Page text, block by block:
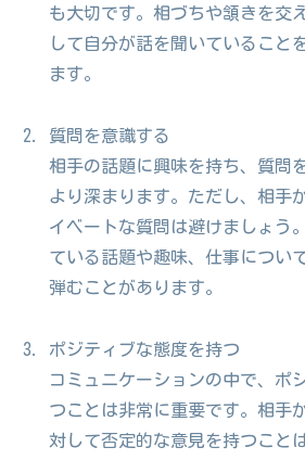
も大切です。相づちや頷きを交
して自分が話を聞いていること
ます。
質問を意識する
相手の話題に興味を持ち、質問
より深まります。ただし、相手
イベートな質問は避けましょう
ている話題や趣味、仕事につい
弾むことがあります。
ポジティブな態度を持つ
コミュニケーションの中で、ポ
つことは非常に重要です。相手
対して否定的な意見を持つこと